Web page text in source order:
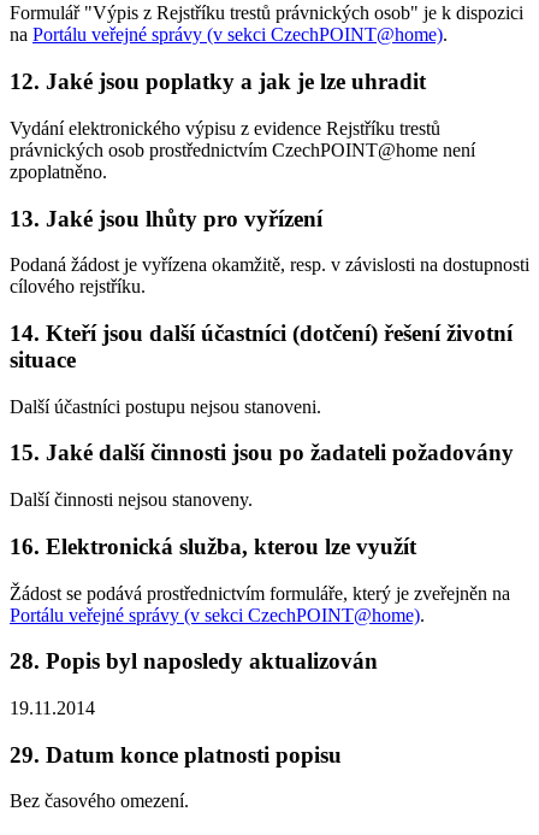
Formulář "Výpis z Rejstříku trestů právnických osob" je k dispozici
na Portálu veřejné správy (v sekci CzechPOINT@home).
12. Jaké jsou poplatky a jak je lze uhradit
Vydání elektronického výpisu z evidence Rejstříku trestů
právnických osob prostřednictvím CzechPOINT@home není
zpoplatněno.
13. Jaké jsou lhůty pro vyřízení
Podaná žádost je vyřízena okamžitě, resp. v závislosti na dostupnosti
cílového rejstříku.
14. Kteří jsou další účastníci (dotčení) řešení životní
situace
Další účastníci postupu nejsou stanoveni.
15. Jaké další činnosti jsou po žadateli požadovány
Další činnosti nejsou stanoveny.
16. Elektronická služba, kterou lze využít
Žádost se podává prostřednictvím formuláře, který je zveřejněn na
Portálu veřejné správy (v sekci CzechPOINT@home).
28. Popis byl naposledy aktualizován
19.11.2014
29. Datum konce platnosti popisu
Bez časového omezení.